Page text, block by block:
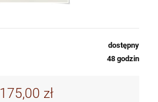
dostępny
48 godzin
175,00 zł